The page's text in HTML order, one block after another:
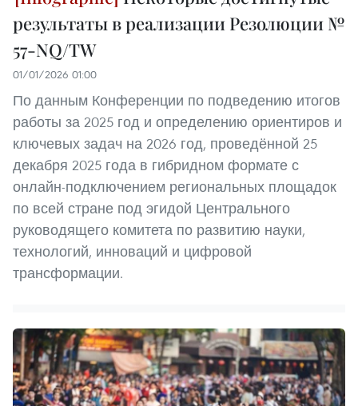
результаты в реализации Резолюции №
57-NQ/TW
01/01/2026 01:00
По данным Конференции по подведению итогов
работы за 2025 год и определению ориентиров и
ключевых задач на 2026 год, проведённой 25
декабря 2025 года в гибридном формате с
онлайн-подключением региональных площадок
по всей стране под эгидой Центрального
руководящего комитета по развитию науки,
технологий, инноваций и цифровой
трансформации.